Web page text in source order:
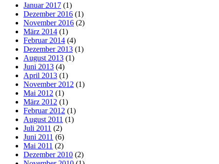
Januar 2017 (1)
Dezember 2016 (1)
November 2016 (2)
März 2014 (1)
Februar 2014 (4)
Dezember 2013 (1)
August 2013 (1)
Juni 2013 (4)
April 2013 (1)
November 2012 (1)
Mai 2012 (1)
März 2012 (1)
Februar 2012 (1)
August 2011 (1)
Juli 2011 (2)
Juni 2011 (6)
Mai 2011 (2)
Dezember 2010 (2)